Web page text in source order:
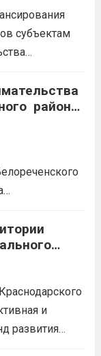
места...Читать
субъектам
Процентная
установление
района
на
обеспечение;
по
налоговый
и
развития